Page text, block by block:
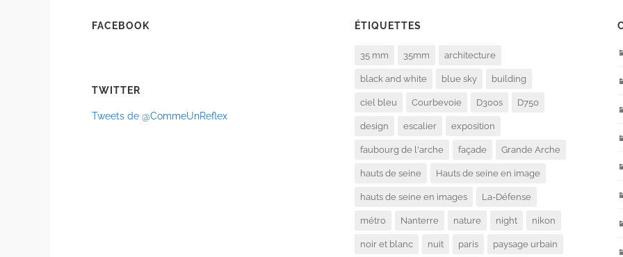
FACEBOOK
TWITTER
Tweets de @CommeUnReflex
ÉTIQUETTES
35 mm 35mm architecture
black and white blue sky building
ciel bleu Courbevoie D300s D750
design escalier exposition
faubourg de l'arche façade Grande Arche
hauts de seine Hauts de seine en image
hauts de seine en images La-Défense
métro Nanterre nature night nikon
noir et blanc nuit paris paysage urbain